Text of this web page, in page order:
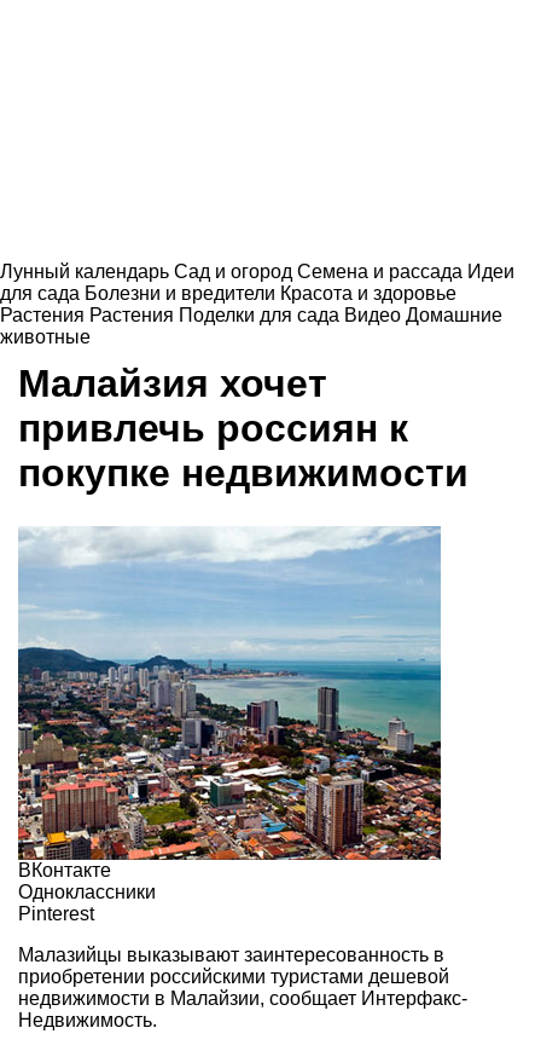
Лунный календарь Сад и огород Семена и рассада Идеи
для сада Болезни и вредители Красота и здоровье
Растения Растения Поделки для сада Видео Домашние
животные
Малайзия хочет
привлечь россиян к
покупке недвижимости
ВКонтакте
Одноклассники
Pinterest
Малазийцы выказывают заинтересованность в
приобретении российскими туристами дешевой
недвижимости в Малайзии, сообщает Интерфакс-
Недвижимость.